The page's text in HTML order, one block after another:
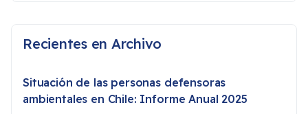
Recientes en Archivo
Situación de las personas defensoras
ambientales en Chile: Informe Anual 2025